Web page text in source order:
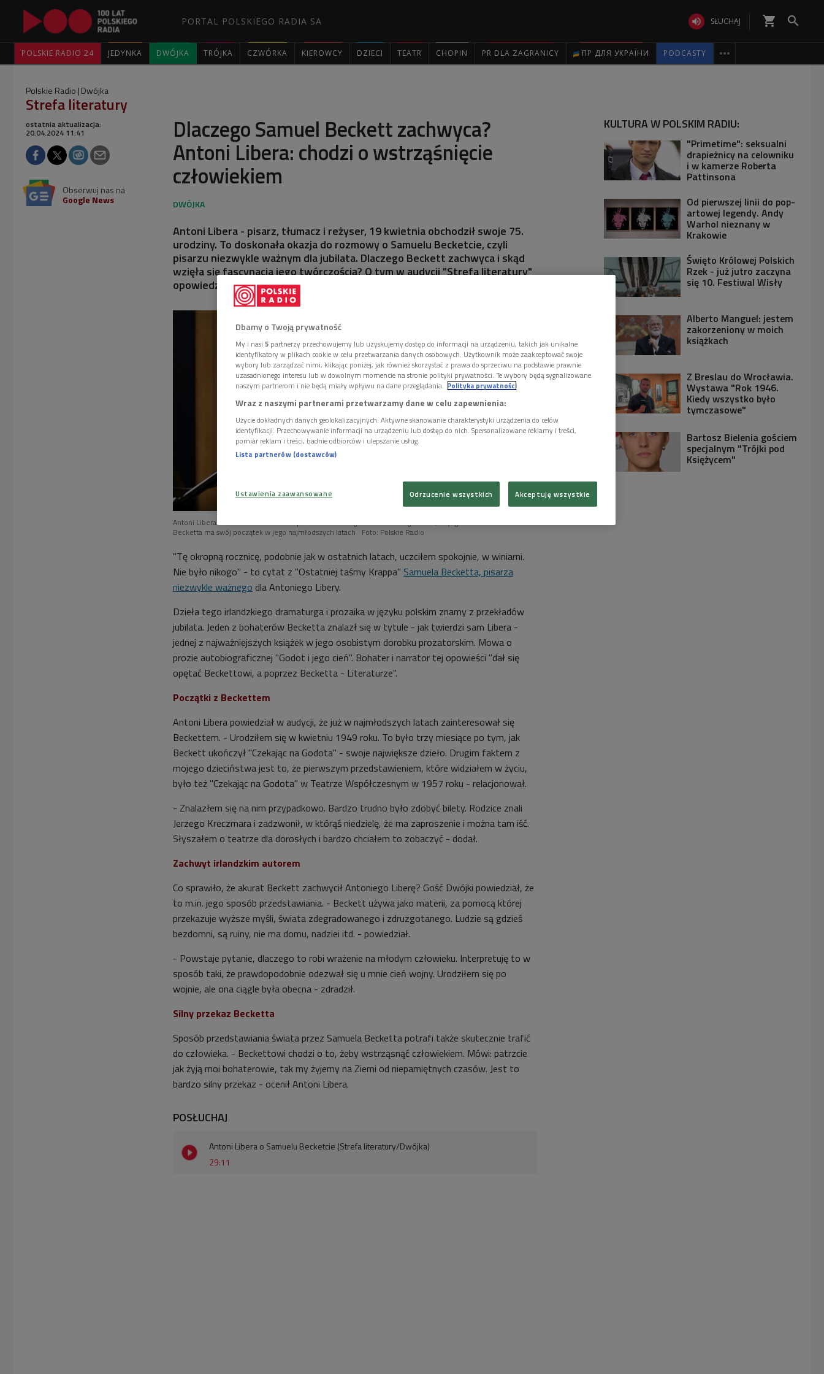
PORTAL POLSKIEGO RADIA SA  SŁUCHAJ shopping_cart 
POLSKIE RADIO 24 JEDYNKA DWÓJKA TRÓJKA CZWÓRKA KIEROWCY DZIECI TEATR CHOPIN PR DLA ZAGRANICY ПР ДЛЯ УКРАЇНИ PODCASTY 
Polskie Radio Dwójka
Strefa literatury
Dlaczego Samuel Beckett zachwyca?
Antoni Libera: chodzi o wstrząśnięcie
człowiekiem
ostatnia aktualizacja:
20.04.2024 11:41
Obserwuj nas na
Google News
Antoni Libera - pisarz, tłumacz i reżyser, 19 kwietnia obchodził swoje 75.
urodziny. To doskonała okazja do rozmowy o Samuelu Becketcie, czyli
pisarzu niezwykle ważnym dla jubilata. Dlaczego Beckett zachwyca i skąd
wzięła się fascynacja jego twórczością? O tym w audycji "Strefa literatury"
opowiedział sam Antoni Libera.
Antoni Libera w Polskim Radiu. Pisarz powiedział w Programie 2 Polskiego Radia, że jego zamiłowanie do
Becketta ma swój początek w jego najmłodszych latach
Foto: Polskie Radio
"Tę okropną rocznicę, podobnie jak w ostatnich latach, uczciłem spokojnie, w winiarni.
Nie było nikogo" - to cytat z "Ostatniej taśmy Krappa" Samuela Becketta, pisarza
niezwykle ważnego dla Antoniego Libery.
Dzieła tego irlandzkiego dramaturga i prozaika w języku polskim znamy z przekładów
jubilata. Jeden z bohaterów Becketta znalazł się w tytule - jak twierdzi sam Libera -
jednej z najważniejszych książek w jego osobistym dorobku prozatorskim. Mowa o
prozie autobiograficznej "Godot i jego cień". Bohater i narrator tej opowieści "dał się
opętać Beckettowi, a poprzez Becketta - Literaturze".
Początki z Beckettem
Antoni Libera powiedział w audycji, że już w najmłodszych latach zainteresował się
Beckettem. - Urodziłem się w kwietniu 1949 roku. To było trzy miesiące po tym, jak
Beckett ukończył "Czekając na Godota" - swoje największe dzieło. Drugim faktem z
mojego dzieciństwa jest to, że pierwszym przedstawieniem, które widziałem w życiu,
było też "Czekając na Godota" w Teatrze Współczesnym w 1957 roku - relacjonował.
- Znalazłem się na nim przypadkowo. Bardzo trudno było zdobyć bilety. Rodzice znali
Jerzego Kreczmara i zadzwonił, w którąś niedzielę, że ma zaproszenie i można tam iść.
Słyszałem o teatrze dla dorosłych i bardzo chciałem to zobaczyć - dodał.
Zachwyt irlandzkim autorem
Co sprawiło, że akurat Beckett zachwycił Antoniego Liberę? Gość Dwójki powiedział, że
to m.in. jego sposób przedstawiania. - Beckett używa jako materii, za pomocą której
przekazuje wyższe myśli, świata zdegradowanego i zdruzgotanego. Ludzie są gdzieś
bezdomni, są ruiny, nie ma domu, nadziei itd. - powiedział.
- Powstaje pytanie, dlaczego to robi wrażenie na młodym człowieku. Interpretuję to w
sposób taki, że prawdopodobnie odezwał się u mnie cień wojny. Urodziłem się po
wojnie, ale ona ciągle była obecna - zdradził.
Silny przekaz Becketta
Sposób przedstawiania świata przez Samuela Becketta potrafi także skutecznie trafić
do człowieka. - Beckettowi chodzi o to, żeby wstrząsnąć człowiekiem. Mówi: patrzcie
jak żyją moi bohaterowie, tak my żyjemy na Ziemi od niepamiętnych czasów. Jest to
bardzo silny przekaz - ocenił Antoni Libera.
POSŁUCHAJ
29:11
Antoni Libera o Samuelu Becketcie (Strefa literatury/Dwójka)
KULTURA W POLSKIM RADIU:
"Primetime": seksualni
drapieżnicy na celowniku
i w kamerze Roberta
Pattinsona
Od pierwszej linii do pop-
artowej legendy. Andy
Warhol nieznany w
Krakowie
Święto Królowej Polskich
Rzek - już jutro zaczyna
się 10. Festiwal Wisły
Alberto Manguel: jestem
zakorzeniony w moich
książkach
Z Breslau do Wrocławia.
Wystawa "Rok 1946.
Kiedy wszystko było
tymczasowe"
Bartosz Bielenia gościem
specjalnym "Trójki pod
Księżycem"
Dbamy o Twoją prywatność
My i nasi 5 partnerzy przechowujemy lub uzyskujemy dostęp do informacji na urządzeniu, takich jak unikalne
identyfikatory w plikach cookie w celu przetwarzania danych osobowych. Użytkownik może zaakceptować swoje
wybory lub zarządzać nimi, klikając poniżej, jak również skorzystać z prawa do sprzeciwu na podstawie prawnie
uzasadnionego interesu lub w dowolnym momencie na stronie polityki prywatności. Te wybory będą sygnalizowane
naszym partnerom i nie będą miały wpływu na dane przeglądania. Polityka prywatności
Wraz z naszymi partnerami przetwarzamy dane w celu zapewnienia:
Użycie dokładnych danych geolokalizacyjnych. Aktywne skanowanie charakterystyki urządzenia do celów
identyfikacji. Przechowywanie informacji na urządzeniu lub dostęp do nich. Spersonalizowane reklamy i treści,
pomiar reklam i treści, badnie odbiorców i ulepszanie usług.
Lista partnerów (dostawców)
Ustawienia zaawansowane Odrzucenie wszystkich Akceptuję wszystkie